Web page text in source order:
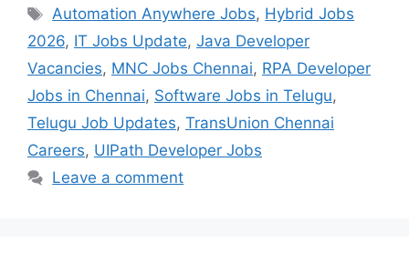
Tags
Automation Anywhere Jobs, Hybrid Jobs
2026, IT Jobs Update, Java Developer
Vacancies, MNC Jobs Chennai, RPA Developer
Jobs in Chennai, Software Jobs in Telugu,
Telugu Job Updates, TransUnion Chennai
Careers, UIPath Developer Jobs
Leave a comment